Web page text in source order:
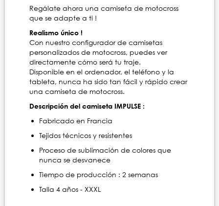
Regálate ahora una camiseta de motocross
que se adapte a ti !
Realismo único !
Con nuestro configurador de camisetas
personalizados de motocross, puedes ver
directamente cómo será tu traje.
Disponible en el ordenador, el teléfono y la
tableta, nunca ha sido tan fácil y rápido crear
una camiseta de motocross.
Descripción del camiseta IMPULSE :
Fabricado en Francia
Tejidos técnicos y resistentes
Proceso de sublimación de colores que
nunca se desvanece
Tiempo de producción : 2 semanas
Talla 4 años - XXXL